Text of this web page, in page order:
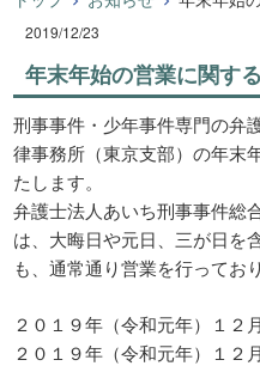
2019/12/23
年末年始の営業に関す
刑事事件・少年事件専門の弁
律事務所（東京支部）の年末
たします。
弁護士法人あいち刑事事件総
は、大晦日や元日、三が日を
も、通常通り営業を行ってお
２０１９年（令和元年）１２
２０１９年（令和元年）１２